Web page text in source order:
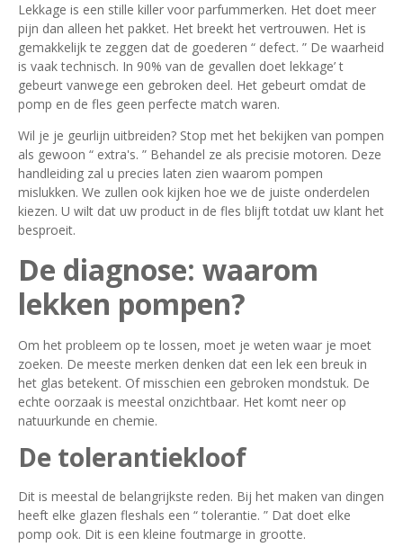
Lekkage is een stille killer voor parfummerken. Het doet meer
pijn dan alleen het pakket. Het breekt het vertrouwen. Het is
gemakkelijk te zeggen dat de goederen “ defect. ” De waarheid
is vaak technisch. In 90% van de gevallen doet lekkage’ t
gebeurt vanwege een gebroken deel. Het gebeurt omdat de
pomp en de fles geen perfecte match waren.
Wil je je geurlijn uitbreiden? Stop met het bekijken van pompen
als gewoon “ extra's. ” Behandel ze als precisie motoren. Deze
handleiding zal u precies laten zien waarom pompen
mislukken. We zullen ook kijken hoe we de juiste onderdelen
kiezen. U wilt dat uw product in de fles blijft totdat uw klant het
besproeit.
De diagnose: waarom
lekken pompen?
Om het probleem op te lossen, moet je weten waar je moet
zoeken. De meeste merken denken dat een lek een breuk in
het glas betekent. Of misschien een gebroken mondstuk. De
echte oorzaak is meestal onzichtbaar. Het komt neer op
natuurkunde en chemie.
De tolerantiekloof
Dit is meestal de belangrijkste reden. Bij het maken van dingen
heeft elke glazen fleshals een “ tolerantie. ” Dat doet elke
pomp ook. Dit is een kleine foutmarge in grootte.